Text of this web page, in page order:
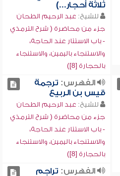
ثلاثة أحجار...)
للشيخ: عبد الرحيم الطحان
جزء من محاضرة ( شرح الترمذي
- باب الاستتار عند الحاجة،
والاستنجاء باليمين، والاستنجاء
بالحجارة [8])
الفهرس: ترجمة
قيس بن الربيع
للشيخ: عبد الرحيم الطحان
جزء من محاضرة ( شرح الترمذي
- باب الاستتار عند الحاجة،
والاستنجاء باليمين، والاستنجاء
بالحجارة [8])
الفهرس: تراجم